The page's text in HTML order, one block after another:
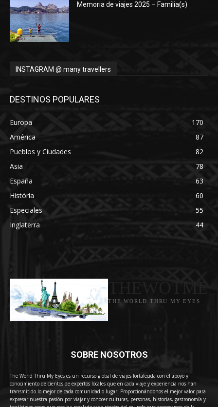
Memoria de viajes 2025 – Familia(s)
INSTAGRAM @ many travellers
DESTINOS POPULARES
Europa
170
América
87
Pueblos y Ciudades
82
Asia
78
España
63
História
60
Especiales
55
Inglaterra
44
THE WORLD THRU MY EYES
SOBRE NOSOTROS
The World Thru My Eyes es un recurso global de viajes fortalecida con el apoyo y
conocimiento de cientos de expertos locales que en cada viaje y experiencia nos han
transmitido lo mejor de cada comunidad o lugar. Proporcionándonos el mejor valor para
expresar nuestra pasión por viajar y conocer culturas, personas, historias, gastronomía y